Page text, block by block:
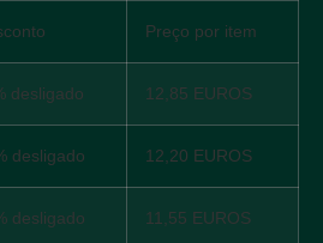
Preço por item
desligado 12,85 EUROS
desligado 12,20 EUROS
desligado 11,55 EUROS